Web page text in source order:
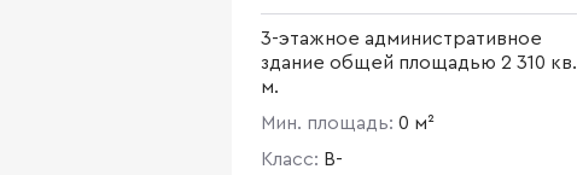
3-этажное административное
здание общей площадью 2 310 кв.
м.
Мин. площадь: 0 м²
Класс: B-